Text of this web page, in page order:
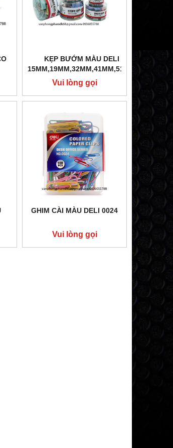
KẸP BƯỚM MÀU DELI
15MM,19MM,32MM,41MM,51MM
Vui lòng gọi
GHIM CÀI MÀU DELI 0024
Vui lòng gọi